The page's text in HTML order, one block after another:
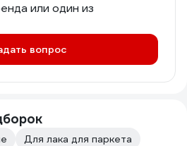
или один из
вопрос
Для лака для паркета